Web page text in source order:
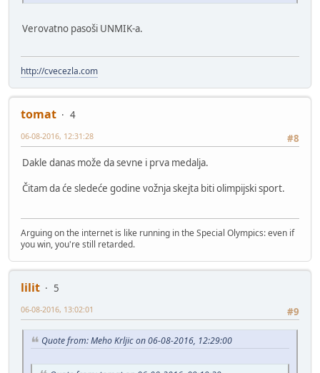
Verovatno pasoši UNMIK-a.
http://cvecezla.com
tomat
4
#8
06-08-2016, 12:31:28
Dakle danas može da sevne i prva medalja.
Čitam da će sledeće godine vožnja skejta biti olimpijski sport.
Arguing on the internet is like running in the Special Olympics: even if
you win, you're still retarded.
lilit
5
#9
06-08-2016, 13:02:01
Quote from: Meho Krljic on 06-08-2016, 12:29:00